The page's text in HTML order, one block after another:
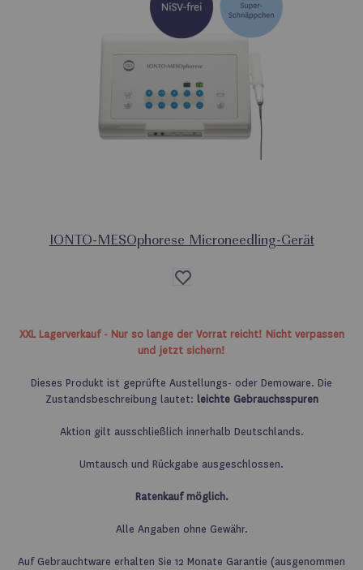
IONTO-MESOphorese Microneedling-Gerät
Auf
die
XXL Lagerverkauf - Nur so lange der Vorrat reicht! Nicht verpassen
und jetzt sichern!
Dieses Produkt ist geprüfte Austellungs- oder Demoware. Die
Zustandsbeschreibung lautet: leichte Gebrauchsspuren
Aktion gilt ausschließlich innerhalb Deutschlands.
Umtausch und Rückgabe ausgeschlossen.
Ratenkauf möglich.
Alle Angaben ohne Gewähr.
Auf Gebrauchtware erhalten Sie 12 Monate Garantie (ausgenommen